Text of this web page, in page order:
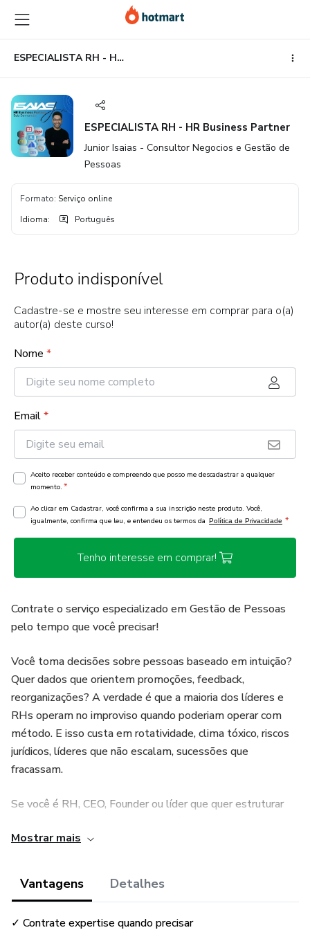
para
o
conteúdo
principal
para
o
pagamento
para
o
rodapé
ESPECIALISTA RH - HR Business Partner
ESPECIALISTA RH - HR Business Partner
Junior Isaias - Consultor Negocios e Gestão de
Pessoas
Formato: Serviço online
Idioma: Português
Produto indisponível
Cadastre-se e mostre seu interesse em comprar para o(a)
autor(a) deste curso!
Nome *
Email*
Aceito receber conteúdo e compreendo que posso me descadastrar a qualquer
momento. *
Ao clicar em Cadastrar, você confirma a sua inscrição neste produto. Você,
igualmente, confirma que leu, e entendeu os termos da Política de Privacidade *
Tenho interesse em comprar!
Contrate o serviço especializado em Gestão de Pessoas
pelo tempo que você precisar!
Você toma decisões sobre pessoas baseado em intuição?
Quer dados que orientem promoções, feedback,
reorganizações? A verdade é que a maioria dos líderes e
RHs operam no improviso quando poderiam operar com
método. E isso custa em rotatividade, clima tóxico, riscos
jurídicos, líderes que não escalam, sucessões que
fracassam.
Se você é RH, CEO, Founder ou líder que quer estruturar
consultoria é para você. Não é treinamento genérico. É
seus desafios reais.
Mostrar mais
Vantagens Detalhes
✓ Contrate expertise quando precisar